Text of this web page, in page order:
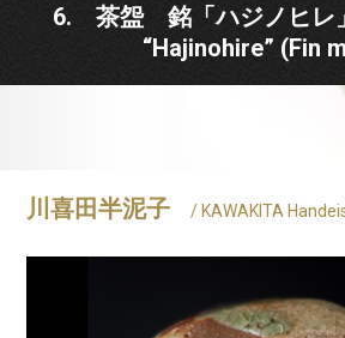
6. 茶盌 銘「ハジノヒレ
“Hajinohire” (Fin
川喜田半泥子 / KAWAKITA